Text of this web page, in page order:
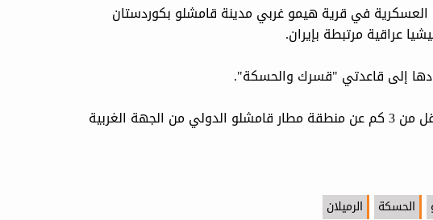
العسكرية في قرية هيمو غربي مدينة قامشلو بكوردستان
عراقية مرتبطة بإيران.
إلى قاعدتي "قسرك والحسكة".
الغربية
الحسكة الرميلان